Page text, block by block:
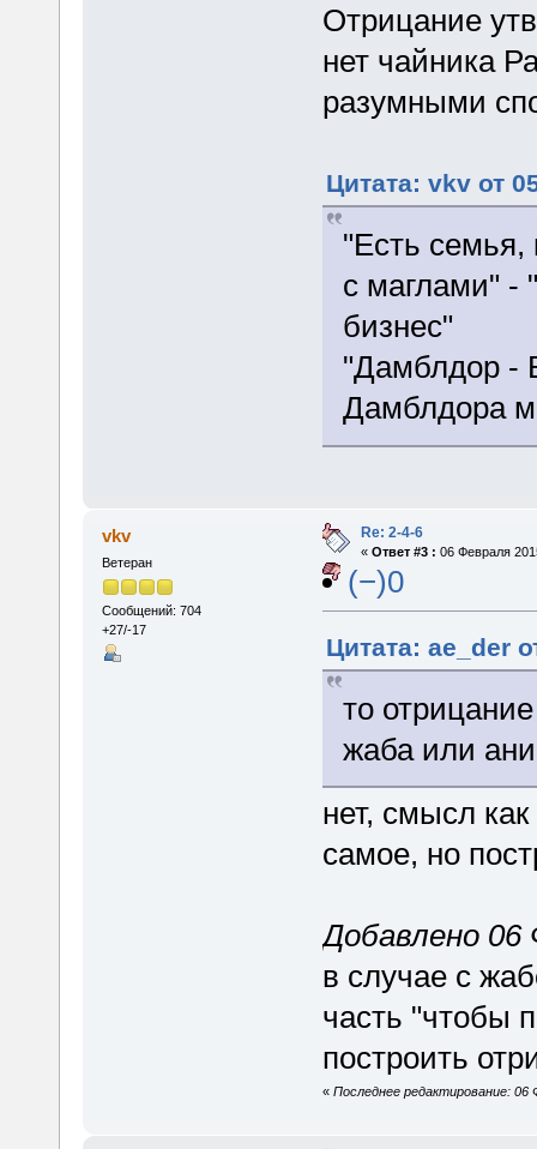
Отрицание
нет чайника
разумными
Цитата: vkv от
"Есть семья,
с маглами" -
бизнес"
"Дамблдор -
Дамблдора
vkv
Ветеран
Сообщений: 704
+27/-17
Re: 2-4-6
« Ответ #3 : 06 Февраля
(−)0
Цитата: ae_der
то
жаба или
нет, смысл
самое, но
Добавлено 06
в случае с
часть "чтобы
построить
« Последнее редактирование: